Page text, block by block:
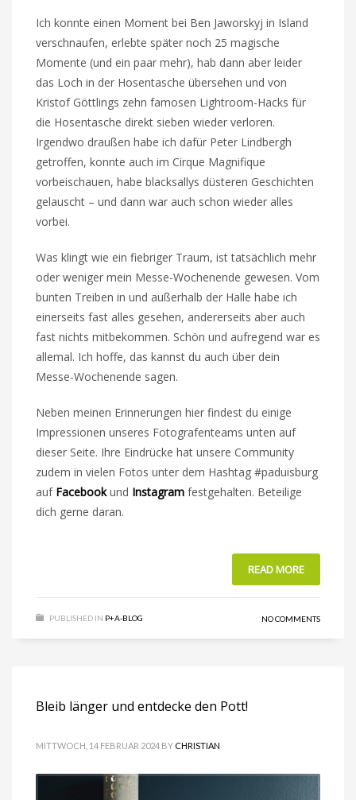
Ich konnte einen Moment bei Ben Jaworskyj in Island
verschnaufen, erlebte später noch 25 magische
Momente (und ein paar mehr), hab dann aber leider
das Loch in der Hosentasche übersehen und von
Kristof Göttlings zehn famosen Lightroom-Hacks für
die Hosentasche direkt sieben wieder verloren.
Irgendwo draußen habe ich dafür Peter Lindbergh
getroffen, konnte auch im Cirque Magnifique
vorbeischauen, habe blacksallys düsteren Geschichten
gelauscht – und dann war auch schon wieder alles
vorbei.
Was klingt wie ein fiebriger Traum, ist tatsächlich mehr
oder weniger mein Messe-Wochenende gewesen. Vom
bunten Treiben in und außerhalb der Halle habe ich
einerseits fast alles gesehen, andererseits aber auch
fast nichts mitbekommen. Schön und aufregend war es
allemal. Ich hoffe, das kannst du auch über dein
Messe-Wochenende sagen.
Neben meinen Erinnerungen hier findest du einige
Impressionen unseres Fotografenteams unten auf
dieser Seite. Ihre Eindrücke hat unsere Community
zudem in vielen Fotos unter dem Hashtag #paduisburg
auf Facebook und Instagram festgehalten. Beteilige
dich gerne daran.
READ MORE
PUBLISHED IN P+A-BLOG NO COMMENTS
Bleib länger und entdecke den Pott!
MITTWOCH, 14 FEBRUAR 2024 BY CHRISTIAN